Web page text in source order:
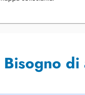
Bisogno di